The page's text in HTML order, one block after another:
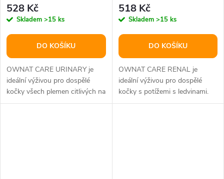
528 Kč
Skladem >15 ks
DO KOŠÍKU
OWNAT CARE URINARY je
ideální výživou pro dospělé
kočky všech plemen citlivých na
problémy s močovými cestami.
518 Kč
Skladem >15 ks
DO KOŠÍKU
OWNAT CARE RENAL je
ideální výživou pro dospělé
kočky s potížemi s ledvinami.
Obsahuje řízený obsah